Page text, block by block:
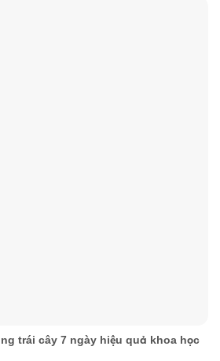
trái cây 7 ngày hiệu quả khoa học